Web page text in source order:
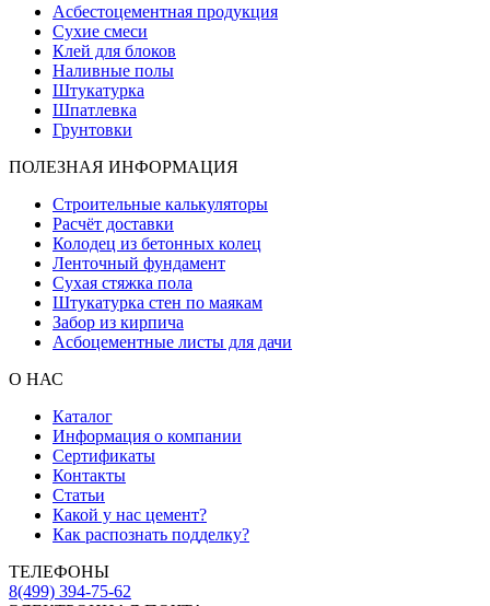
Асбестоцементная продукция
Сухие смеси
Клей для блоков
Наливные полы
Штукатурка
Шпатлевка
Грунтовки
ПОЛЕЗНАЯ ИНФОРМАЦИЯ
Строительные калькуляторы
Расчёт доставки
Колодец из бетонных колец
Ленточный фундамент
Сухая стяжка пола
Штукатурка стен по маякам
Забор из кирпича
Асбоцементные листы для дачи
О НАС
Каталог
Информация о компании
Сертификаты
Контакты
Статьи
Какой у нас цемент?
Как распознать подделку?
ТЕЛЕФОНЫ
8(499) 394-75-62